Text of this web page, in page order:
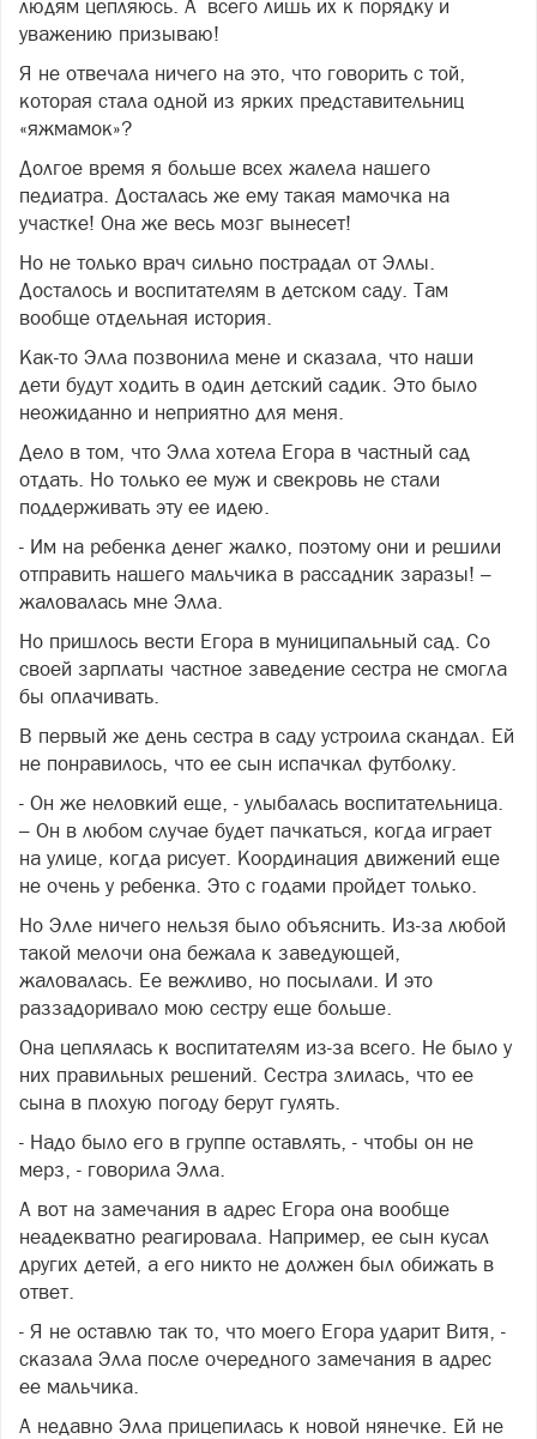
людям цепляюсь. А всего лишь их к порядку и
уважению призываю!
Я не отвечала ничего на это, что говорить с той,
которая стала одной из ярких представительниц
«яжмамок»?
Долгое время я больше всех жалела нашего
педиатра. Досталась же ему такая мамочка на
участке! Она же весь мозг вынесет!
Но не только врач сильно пострадал от Эллы.
Досталось и воспитателям в детском саду. Там
вообще отдельная история.
Как-то Элла позвонила мене и сказала, что наши
дети будут ходить в один детский садик. Это было
неожиданно и неприятно для меня.
Дело в том, что Элла хотела Егора в частный сад
отдать. Но только ее муж и свекровь не стали
поддерживать эту ее идею.
- Им на ребенка денег жалко, поэтому они и решили
отправить нашего мальчика в рассадник заразы! –
жаловалась мне Элла.
Но пришлось вести Егора в муниципальный сад. Со
своей зарплаты частное заведение сестра не смогла
бы оплачивать.
В первый же день сестра в саду устроила скандал. Ей
не понравилось, что ее сын испачкал футболку.
- Он же неловкий еще, - улыбалась воспитательница.
– Он в любом случае будет пачкаться, когда играет
на улице, когда рисует. Координация движений еще
не очень у ребенка. Это с годами пройдет только.
Но Элле ничего нельзя было объяснить. Из-за любой
такой мелочи она бежала к заведующей,
жаловалась. Ее вежливо, но посылали. И это
раззадоривало мою сестру еще больше.
Она цеплялась к воспитателям из-за всего. Не было у
них правильных решений. Сестра злилась, что ее
сына в плохую погоду берут гулять.
- Надо было его в группе оставлять, - чтобы он не
мерз, - говорила Элла.
А вот на замечания в адрес Егора она вообще
неадекватно реагировала. Например, ее сын кусал
других детей, а его никто не должен был обижать в
ответ.
- Я не оставлю так то, что моего Егора ударит Витя, -
сказала Элла после очередного замечания в адрес
ее мальчика.
А недавно Элла прицепилась к новой нянечке. Ей не